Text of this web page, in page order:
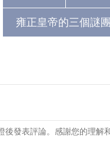
雍正皇帝的三個謎團